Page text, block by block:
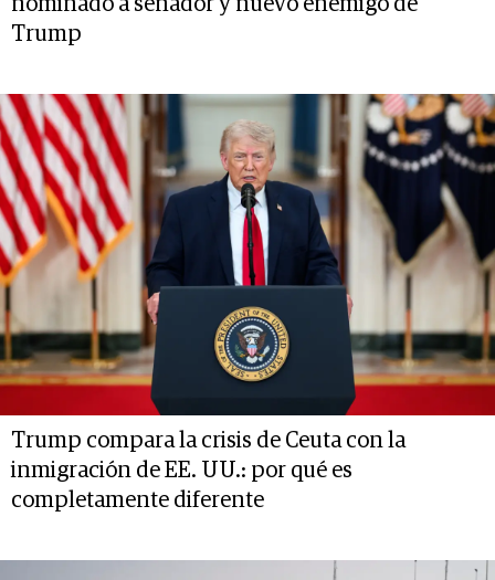
Trump
Trump compara la crisis de Ceuta con la
inmigración de EE. UU.: por qué es
completamente diferente